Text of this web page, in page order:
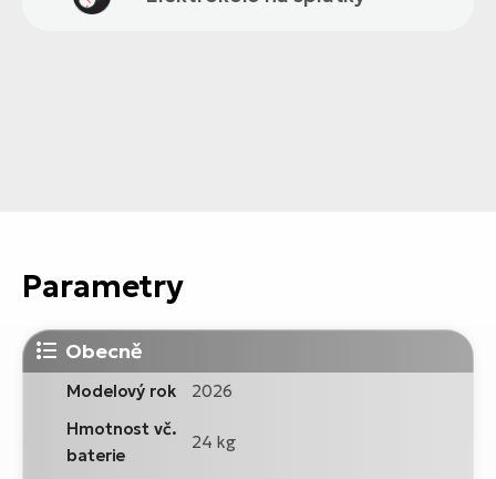
Parametry
Obecně
Modelový rok
2026
Hmotnost vč.
baterie
24 kg